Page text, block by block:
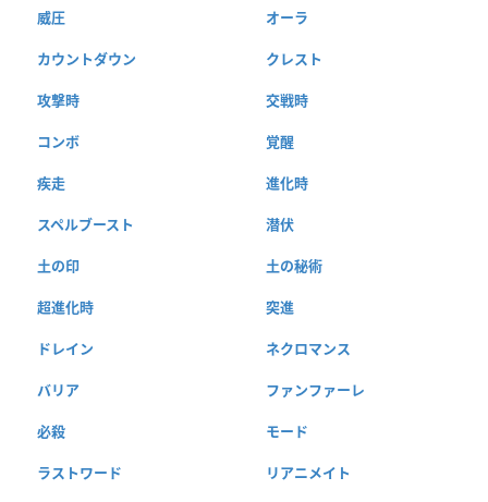
威圧 オーラ
カウントダウン クレスト
攻撃時 交戦時
コンボ 覚醒
疾走 進化時
スペルブースト 潜伏
土の印 土の秘術
超進化時 突進
ドレイン ネクロマンス
バリア ファンファーレ
必殺 モード
ラストワード リアニメイト